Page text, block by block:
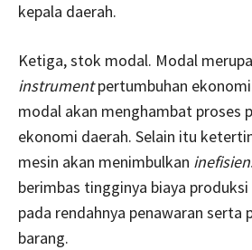
kepala daerah.
Ketiga, stok modal. Modal
instrumentpertumbuhan
modal akan menghambat proses
ekonomi daerah. Selain itu
mesin akan menimbulkan
berimbas tingginya biaya
pada rendahnya penawaran serta
barang.